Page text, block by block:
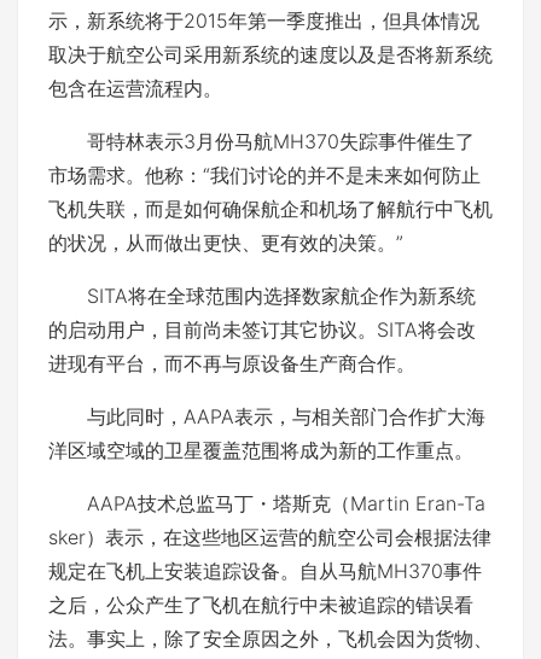
示，新系统将于2015年第一季度推出，但具体情况
取决于航空公司采用新系统的速度以及是否将新系统
包含在运营流程内。
哥特林表示3月份马航MH370失踪事件催生了
市场需求。他称：“我们讨论的并不是未来如何防止
飞机失联，而是如何确保航企和机场了解航行中飞机
的状况，从而做出更快、更有效的决策。”
SITA将在全球范围内选择数家航企作为新系统
的启动用户，目前尚未签订其它协议。SITA将会改
进现有平台，而不再与原设备生产商合作。
与此同时，AAPA表示，与相关部门合作扩大海
洋区域空域的卫星覆盖范围将成为新的工作重点。
AAPA技术总监马丁・塔斯克（Martin Eran-Ta
sker）表示，在这些地区运营的航空公司会根据法律
规定在飞机上安装追踪设备。自从马航MH370事件
之后，公众产生了飞机在航行中未被追踪的错误看
法。事实上，除了安全原因之外，飞机会因为货物、